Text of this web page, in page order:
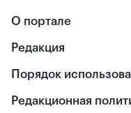
О портале
Редакция
Порядок
Редакционная